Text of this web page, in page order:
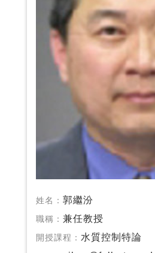
姓名： 郭繼汾
職稱： 兼任教授
開授課程： 水質控制特論